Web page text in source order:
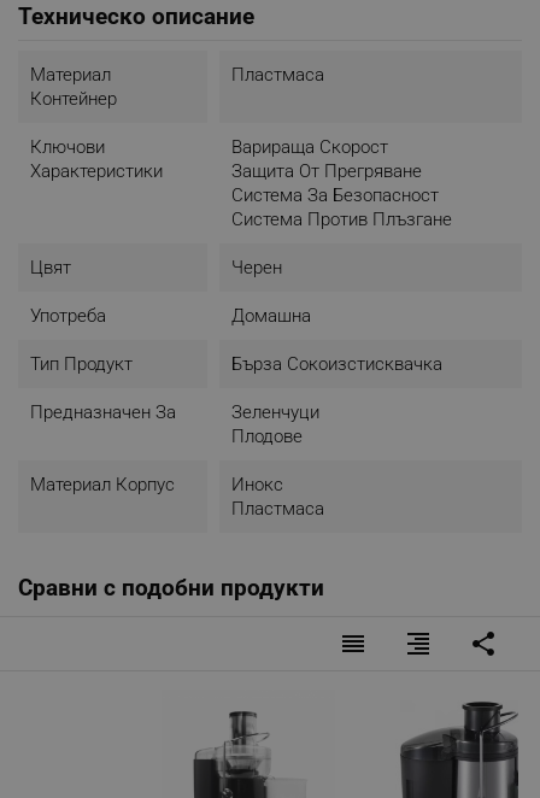
Техническо описание
Материал
Контейнер
Пластмаса
Ключови
Характеристики
Варираща Скорост
Защита От Прегряване
Система За Безопасност
Система Против Плъзгане
Цвят Черен
Употреба Домашна
Тип Продукт Бърза Сокоизстисквачка
Предназначен За
Зеленчуци
Плодове
Материал Корпус
Инокс
Пластмаса
Сравни с подобни продукти
reorder format_align_right share